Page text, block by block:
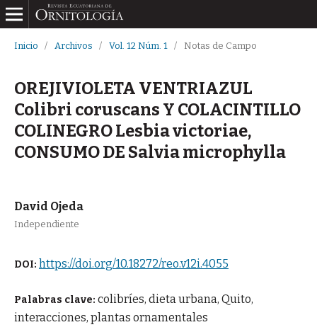
Inicio / Archivos / Vol. 12 Núm. 1 / Notas de Campo
OREJIVIOLETA VENTRIAZUL
Colibri coruscans Y COLACINTILLO
COLINEGRO Lesbia victoriae,
CONSUMO DE Salvia microphylla
David Ojeda
Independiente
DOI: https://doi.org/10.18272/reo.v12i.4055
Palabras clave: colibríes, dieta urbana, Quito,
interacciones, plantas ornamentales